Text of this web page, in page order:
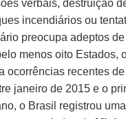
verbais, destruição
incendiários ou
preocupa adeptos
menos oito Estados,
ocorrências recentes de
janeiro de 2015 e o
o Brasil registrou